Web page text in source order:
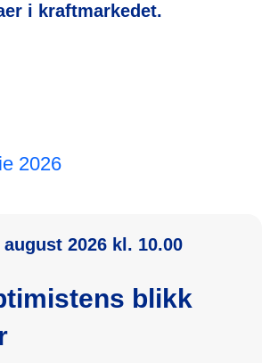
i kraftmarkedet.
2026
2026 kl. 10.00
blikk